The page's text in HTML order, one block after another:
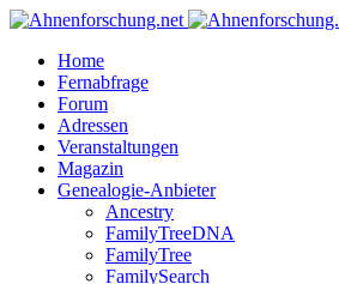
Home
Fernabfrage
Forum
Adressen
Veranstaltungen
Magazin
Genealogie-Anbieter
Ancestry
FamilyTreeDNA
FamilyTree
FamilySearch